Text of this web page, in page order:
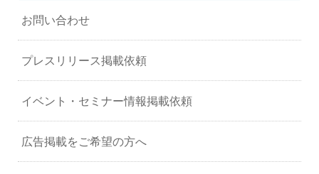
お問い合わせ
プレスリリース掲載依頼
イベント・セミナー情報掲載依頼
広告掲載をご希望の方へ